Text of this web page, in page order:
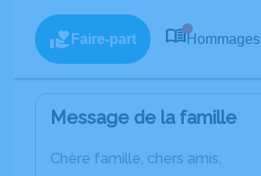
Faire-part Hommages
Message de la famille
Chère famille, chers amis,